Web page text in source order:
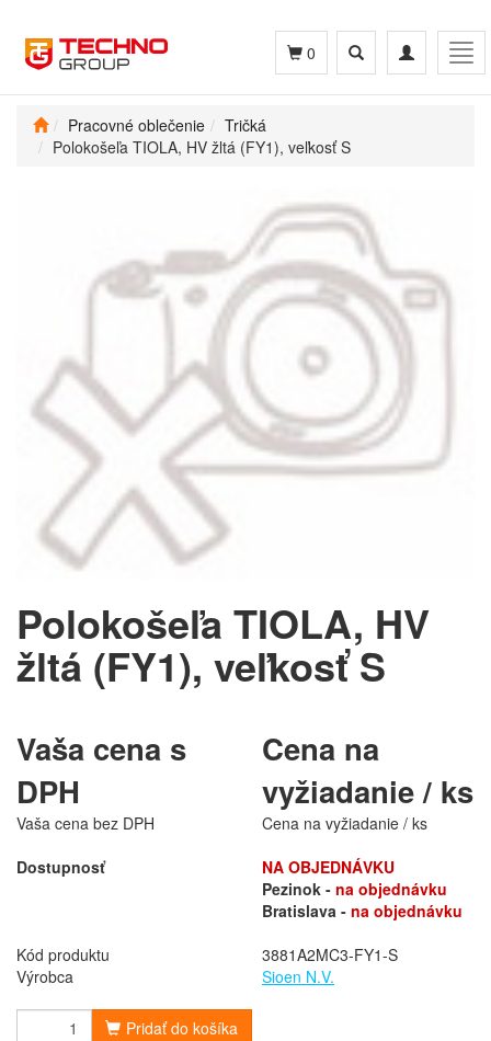
Toggle
navigation
Toggle
search
0
Pracovné oblečenie
Tričká
Polokošeľa TIOLA, HV žltá (FY1), veľkosť S
Polokošeľa TIOLA, HV
žltá (FY1), veľkosť S
Vaša cena s
DPH
Cena na
vyžiadanie / ks
Vaša cena bez DPH
Cena na vyžiadanie / ks
Dostupnosť
NA OBJEDNÁVKU
Pezinok - na objednávku
Bratislava - na objednávku
Kód produktu
3881A2MC3-FY1-S
Výrobca
Sioen N.V.
Pridať do košíka